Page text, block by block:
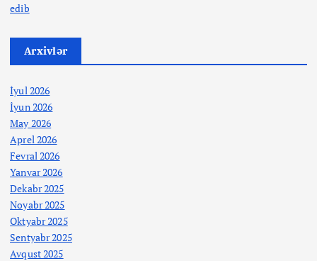
edib
Arxivlər
İyul 2026
İyun 2026
May 2026
Aprel 2026
Fevral 2026
Yanvar 2026
Dekabr 2025
Noyabr 2025
Oktyabr 2025
Sentyabr 2025
Avqust 2025